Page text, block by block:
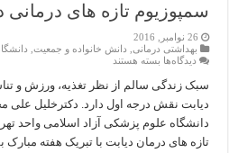
سمپوزیوم تازه های درمانی
26 نوامبر, 2016
بهداشتی درمانی
دانش خانواده و جمعیت
دیدگاه‌ها برای
تازه
درمانی
دیابت
بسته هستند
سبک زندگی سالم از نظر تغذیه، ورزش و
دیابت نقش درجه اول دارد. دکترخلیل علی
دانشگاه علوم پزشکی آزاد اسلامی واحد
تازه های درمان دیابت با تبریک هفته مبارک